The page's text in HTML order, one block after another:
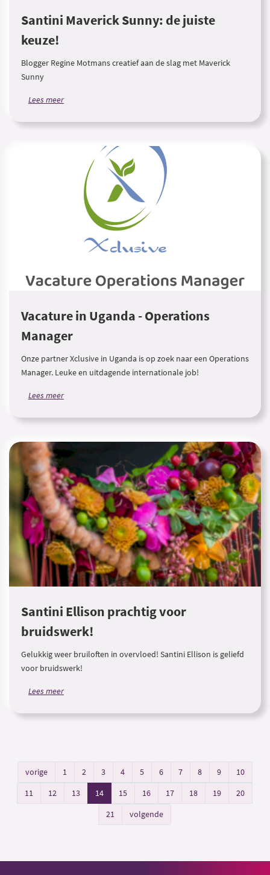
Santini Maverick Sunny: de juiste
keuze!
Blogger Regine Motmans creatief aan de slag met Maverick
Sunny
Lees meer
Vacature in Uganda - Operations
Manager
Onze partner Xclusive in Uganda is op zoek naar een Operations
Manager. Leuke en uitdagende internationale job!
Lees meer
Santini Ellison prachtig voor
bruidswerk!
Gelukkig weer bruiloften in overvloed! Santini Ellison is geliefd
voor bruidswerk!
Lees meer
vorige 1 2 3 4 5 6 7 8 9
10
11
12 13 14 15 16 17 18 19
20
21
volgende